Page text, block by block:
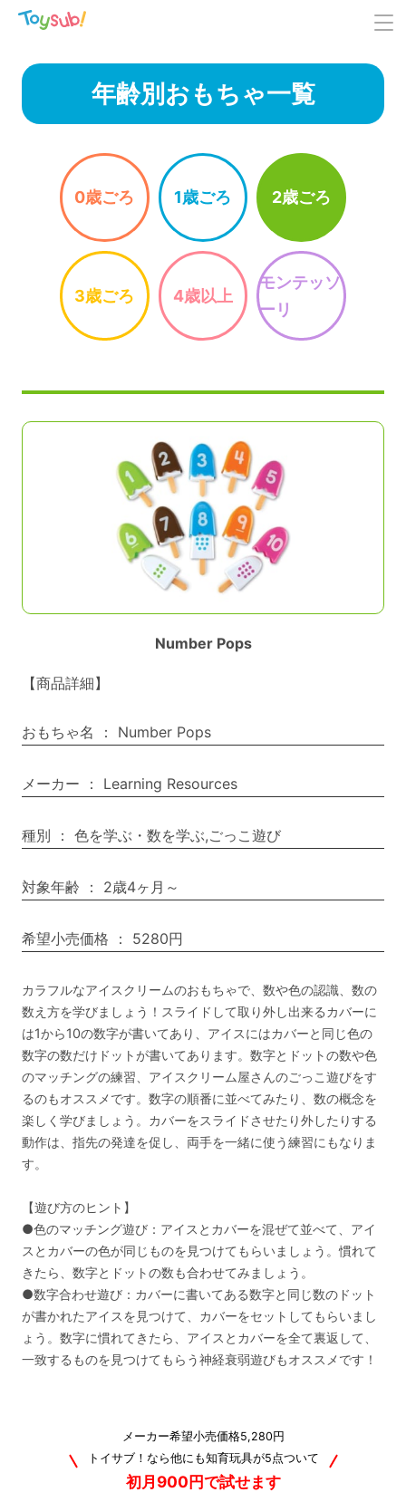
年齢別おもちゃ一覧
0歳ごろ 1歳ごろ 2歳ごろ
3歳ごろ 4歳以上
モンテッソ
ーリ
Number Pops
【商品詳細】
おもちゃ名 ： Number Pops
メーカー ： Learning Resources
種別 ： 色を学ぶ・数を学ぶ,ごっこ遊び
対象年齢 ： 2歳4ヶ月～
希望小売価格 ： 5280円
カラフルなアイスクリームのおもちゃで、数や色の認識、数の
数え方を学びましょう！スライドして取り外し出来るカバーに
は1から10の数字が書いてあり、アイスにはカバーと同じ色の
数字の数だけドットが書いてあります。数字とドットの数や色
のマッチングの練習、アイスクリーム屋さんのごっこ遊びをす
るのもオススメです。数字の順番に並べてみたり、数の概念を
楽しく学びましょう。カバーをスライドさせたり外したりする
動作は、指先の発達を促し、両手を一緒に使う練習にもなりま
す。
【遊び方のヒント】
●色のマッチング遊び：アイスとカバーを混ぜて並べて、アイ
スとカバーの色が同じものを見つけてもらいましょう。慣れて
きたら、数字とドットの数も合わせてみましょう。
●数字合わせ遊び：カバーに書いてある数字と同じ数のドット
が書かれたアイスを見つけて、カバーをセットしてもらいまし
ょう。数字に慣れてきたら、アイスとカバーを全て裏返して、
一致するものを見つけてもらう神経衰弱遊びもオススメです！
メーカー希望小売価格5,280円
トイサブ！なら他にも知育玩具が5点ついて
初月900円で試せます